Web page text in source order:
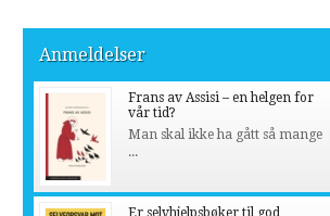
Anmeldelser
Frans av Assisi – en helgen for
vår tid?
Man skal ikke ha gått så mange
...
Er selvhjelpsbøker til god